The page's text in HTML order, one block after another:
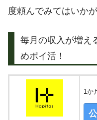
度頼んでみてはいか
毎月の収入が増え
めポイ活！
1か